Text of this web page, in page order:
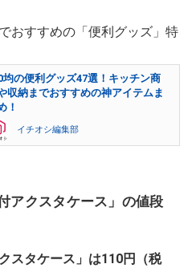
おすすめの「便利グッズ」特
均の便利グッズ47選！キッチン商
収納までおすすめの神アイテムま
！
イチオシ編集部
アクスタケース」の値段
スタケース」は110円（税